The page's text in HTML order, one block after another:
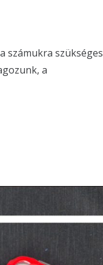
számukra szükséges
a